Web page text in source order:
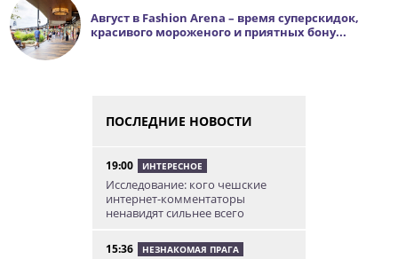
Август в Fashion Arena – время суперскидок,
красивого мороженого и приятных бону...
ПОСЛЕДНИЕ НОВОСТИ
19:00 ИНТЕРЕСНОЕ
Исследование: кого чешские
интернет-комментаторы
ненавидят сильнее всего
15:36 НЕЗНАКОМАЯ ПРАГА